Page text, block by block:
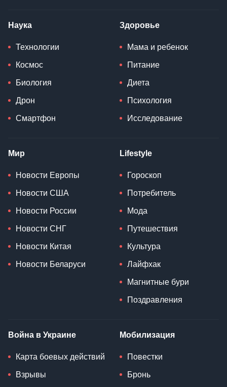
Наука
Технологии
Космос
Биология
Дрон
Смартфон
Здоровье
Мама и ребенок
Питание
Диета
Психология
Исследование
Мир
Новости Европы
Новости США
Новости России
Новости СНГ
Новости Китая
Новости Беларуси
Lifestyle
Гороскоп
Потребитель
Мода
Путешествия
Культура
Лайфхак
Магнитные бури
Поздравления
Война в Украине
Карта боевых действий
Взрывы
Мобилизация
Повестки
Бронь